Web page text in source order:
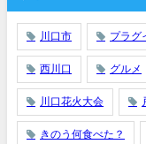
川口市 プラグ
西川口 グルメ
川口花火大会
きのう何食べた？